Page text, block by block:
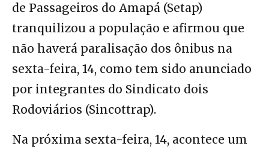
de Passageiros do Amapá (Setap)
tranquilizou a população e afirmou que
não haverá paralisação dos ônibus na
sexta-feira, 14, como tem sido anunciado
por integrantes do Sindicato dois
Rodoviários (Sincottrap).
Na próxima sexta-feira, 14, acontece um